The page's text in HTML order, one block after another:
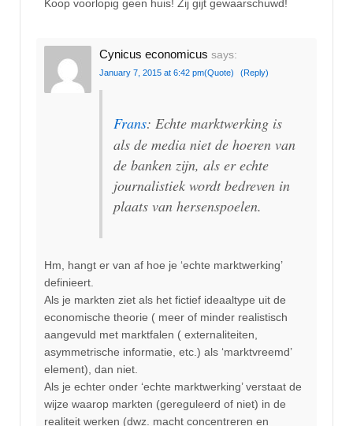
Koop voorlopig geen huis! Zij gijt gewaarschuwd!
Cynicus economicus says:
January 7, 2015 at 6:42 pm(Quote) (Reply)
Frans: Echte marktwerking is
als de media niet de hoeren van
de banken zijn, als er echte
journalistiek wordt bedreven in
plaats van hersenspoelen.
Hm, hangt er van af hoe je ‘echte marktwerking’
definieert.
Als je markten ziet als het fictief ideaaltype uit de
economische theorie ( meer of minder realistisch
aangevuld met marktfalen ( externaliteiten,
asymmetrische informatie, etc.) als ‘marktvreemd’
element), dan niet.
Als je echter onder ‘echte marktwerking’ verstaat de
wijze waarop markten (gereguleerd of niet) in de
realiteit werken (dwz. macht concentreren en